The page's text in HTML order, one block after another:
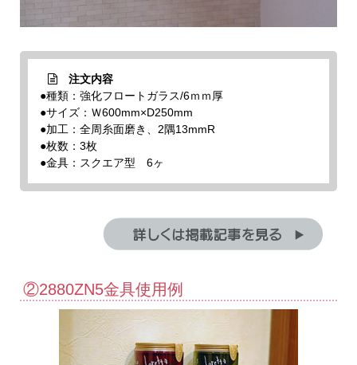
注文内容
●種類：強化フロートガラス/6ｍｍ厚
●サイズ：Ｗ600mm×D250mm
●加工：全周糸面磨き、2隅13mmR
●枚数：3枚
●金具：スクエア型 6ヶ
②2880ZN5金具使用例